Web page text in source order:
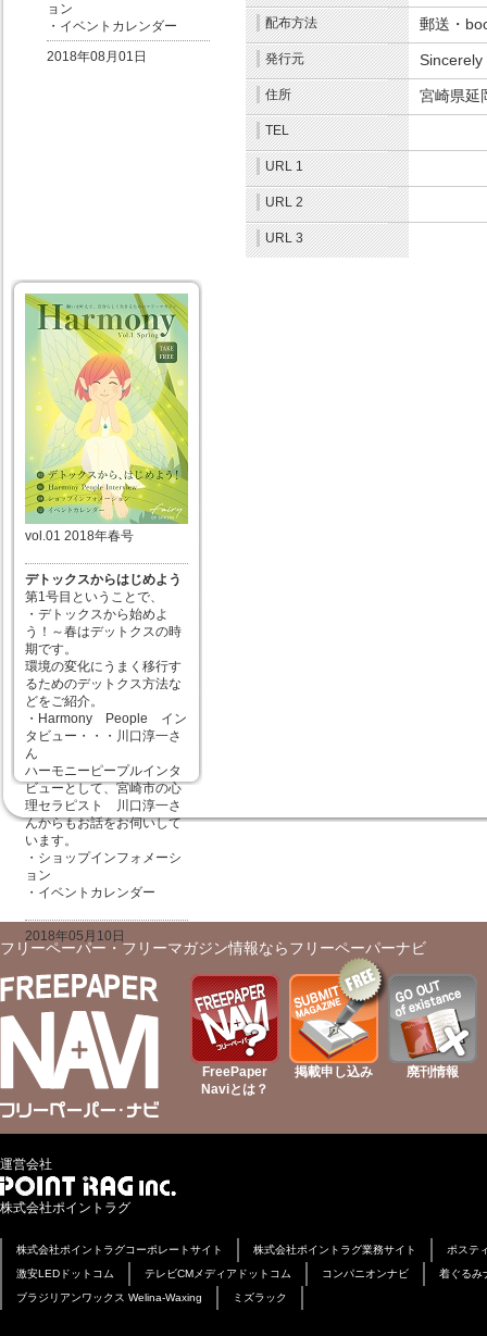
ョン
・イベントカレンダー
2018年08月01日
配布方法 郵送・
発行元 Sincerely.
住所 宮崎県延
TEL
URL 1
URL 2
URL 3
vol.01 2018年春号
デトックスからはじめよう
第1号目ということで、
・デトックスから始めよ
う！～春はデットクスの時
期です。
環境の変化にうまく移行す
るためのデットクス方法な
どをご紹介。
・Harmony People イン
タビュー・・・川口淳一さ
ん
ハーモニーピープルインタ
ビューとして、宮崎市の心
理セラピスト 川口淳一さ
んからもお話をお伺いして
います。
・ショップインフォメーシ
ョン
・イベントカレンダー
2018年05月10日
フリーペーパー・フリーマガジン情報ならフリーペーパーナビ
FreePaper
Naviとは？
掲載申し込み 廃刊情報
運営会社
株式会社ポイントラグ
株式会社ポイントラグコーポレートサイト 株式会社ポイントラグ業務サイト
ポステ
激安LEDドットコム
テレビCMメディアドットコム コンパニオンナビ
着ぐるみ
ブラジリアンワックス Welina-Waxing
ミズラック